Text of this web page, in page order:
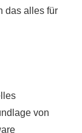
das alles für
von